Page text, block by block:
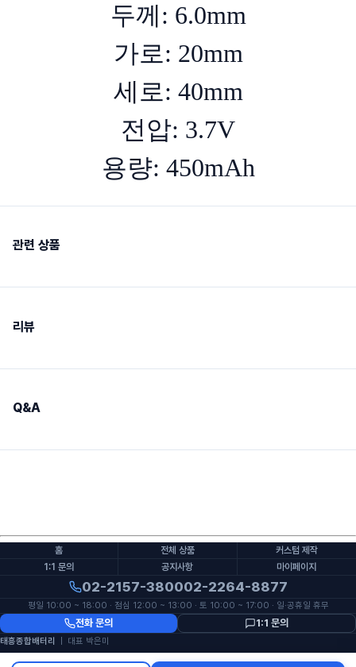
두께: 6.0mm
가로: 20mm
세로: 40mm
전압: 3.7V
용량: 450mAh
관련 상품
리뷰
Q&A
홈 전체 상품
커스텀 제작
1:1 문의
공지사항 마이페이지
02-2157-380002-2264-8877
평일 10:00 ~ 18:00 · 점심 12:00 ~ 13:00 · 토 10:00 ~ 17:00 · 일·공휴일 휴무
전화 문의 1:1 문의
태흥종합배터리
| 대표 박은미
사업자등록번호 132-07-99643